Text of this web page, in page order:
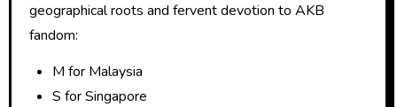
geographical roots and fervent devotion to AKB
fandom:
M for Malaysia
S for Singapore